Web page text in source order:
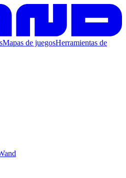
Mapas de juegosHerramientas de